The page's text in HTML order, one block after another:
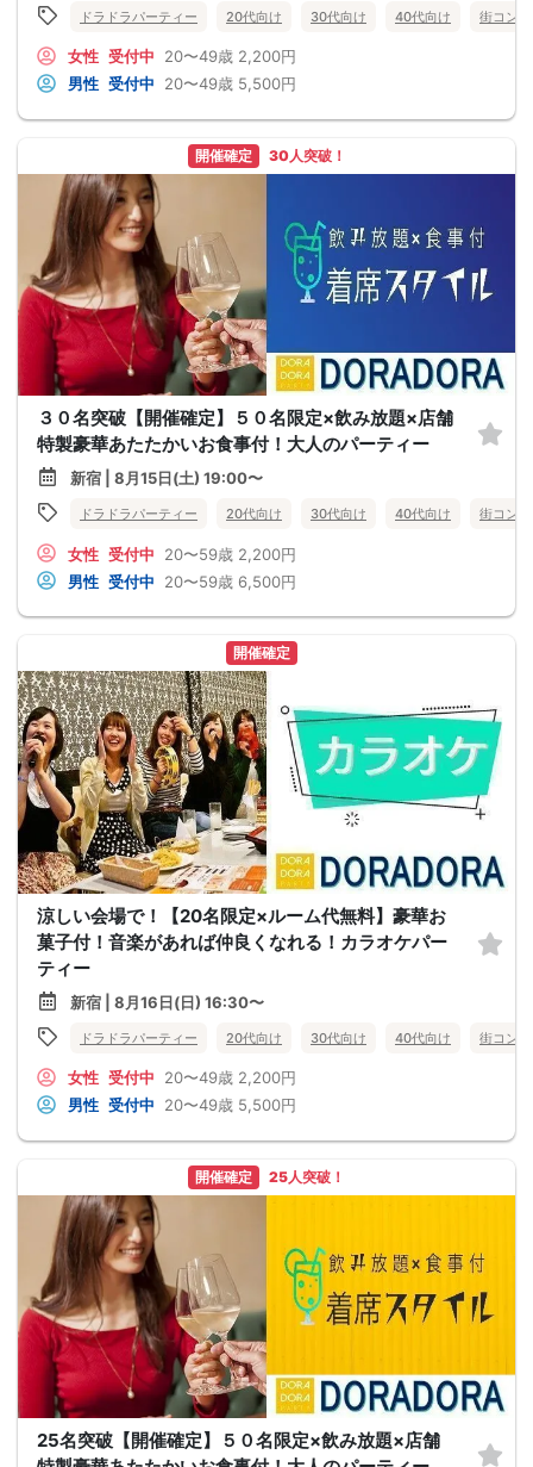
ドラドラパーティー 20代向け 30代向け 40代向け 街コン
女性 受付中 20〜49歳 2,200円
男性 受付中 20〜49歳 5,500円
開催確定 30人突破！
３０名突破【開催確定】５０名限定×飲み放題×店舗
特製豪華あたたかいお食事付！大人のパーティー
新宿 | 8月15日(土) 19:00〜
ドラドラパーティー 20代向け 30代向け 40代向け 街コン
女性 受付中 20〜59歳 2,200円
男性 受付中 20〜59歳 6,500円
開催確定
涼しい会場で！【20名限定×ルーム代無料】豪華お
菓子付！音楽があれば仲良くなれる！カラオケパー
ティー
新宿 | 8月16日(日) 16:30〜
ドラドラパーティー 20代向け 30代向け 40代向け 街コン
女性 受付中 20〜49歳 2,200円
男性 受付中 20〜49歳 5,500円
開催確定 25人突破！
25名突破【開催確定】５０名限定×飲み放題×店舗